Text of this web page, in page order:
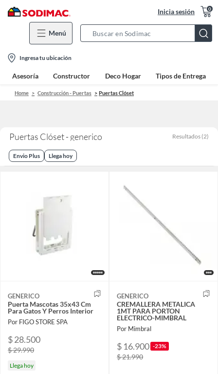
Inicia sesión 0
Menú
Bar
location-
icon
Ingresa tu ubicación
Asesoría Constructor Deco Hogar Tipos de Entrega
Home Construcción - Puertas Puertas Clóset
Puertas Clóset - generico Resultados (2)
Envio Plus Llega hoy
GENERICO
Puerta Mascotas 35x43 Cm
Para Gatos Y Perros Interior
Por FIGO STORE SPA
$ 28.500
$ 29.990
Llega hoy
GENERICO
CREMALLERA METALICA
1MT PARA PORTON
ELECTRICO-MIMBRAL
Por Mimbral
$ 16.900 -23%
$ 21.990